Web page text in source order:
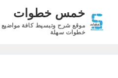
المحتوى
خمس خطوات
موقع شرح وتبسيط كافة مواضيع
خطوات سهلة